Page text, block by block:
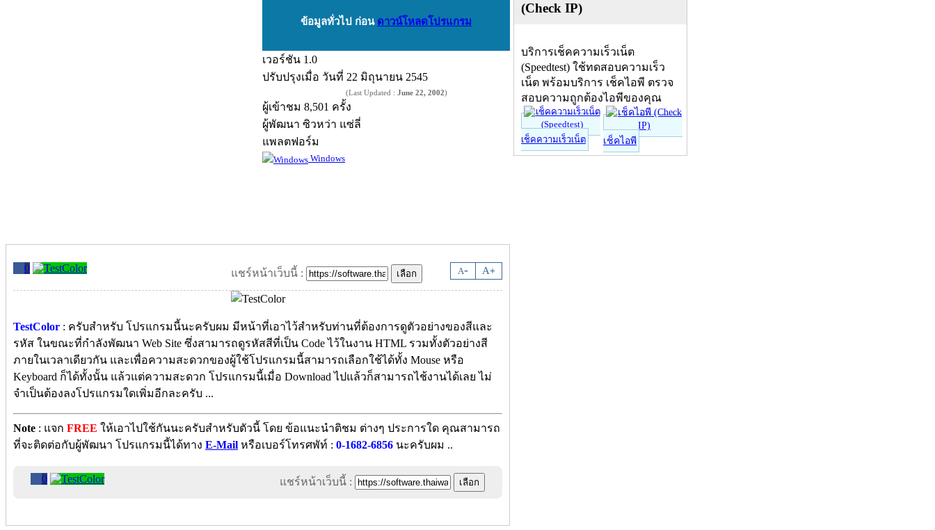
ข้อมูลทั่วไป ก่อน ดาวน์โหลดโปรแกรม
เวอร์ชัน 1.0
ปรับปรุงเมื่อ วันที่ 22 มิถุนายน 2545
(Last Updated : June 22, 2002)
ผู้เข้าชม 8,501 ครั้ง
ผู้พัฒนา ซิวหว่า แซ่ลี่
แพลตฟอร์ม
Windows
0 A- A+
แชร์หน้าเว็บนี้ :
TestColor : ครับสำหรับ โปรแกรมนี้นะครับผม มีหน้าที่เอาไว้สำหรับท่านที่ต้องการดูตัวอย่างของสีและ
รหัส ในขณะที่กำลังพัฒนา Web Site ซึ่งสามารถดูรหัสสีที่เป็น Code ไว้ในงาน HTML รวมทั้งตัวอย่างสี
ภายในเวลาเดียวกัน และเพื่อความสะดวกของผู้ใช้โปรแกรมนี้สามารถเลือกใช้ได้ทั้ง Mouse หรือ
Keyboard ก็ได้ทั้งนั้น แล้วแต่ความสะดวก โปรแกรมนี้เมื่อ Download ไปแล้วก็สามารถไช้งานได้เลย ไม่
จำเป็นต้องลงโปรแกรมใดเพิ่มอีกละครับ ...
Note : แจก FREE ให้เอาไปใช้กันนะครับสำหรับตัวนี้ โดย ข้อแนะนำติชม ต่างๆ ประการใด คุณสามารถ
ที่จะติดต่อกับผู้พัฒนา โปรแกรมนี้ได้ทาง E-Mail หรือเบอร์โทรศพัท์ : 0-1682-6856 นะครับผม ..
0 แชร์หน้าเว็บนี้ :
(Check IP)
บริการเช็คความเร็วเน็ต
(Speedtest) ใช้ทดสอบความเร็ว
เน็ต พร้อมบริการ เช็คไอพี ตรวจ
สอบความถูกต้องไอพีของคุณ
เช็คความเร็วเน็ต เช็คไอพี